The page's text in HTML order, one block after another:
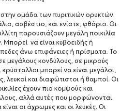
ομάδα των πυριτικών ορυκτών.
ασβέστιο, και ενίοτε, φθόριο. Οι
παρουσιάζουν μεγάλη ποικιλία
να είναι κυβοειδής ή
άνω επιφάνειες ή πρίσματα. Το
μεγάλους κονδύλους, σε μικρούς
μπορεί να είναι μεγάλοι,
λευκοί και διαφώτιστοι ή θαμποί. Οι
έχουν πιο κομψούς και
αλλά αυτές που μορφώνονται
οι άχρωμες και οι λευκές. Οι